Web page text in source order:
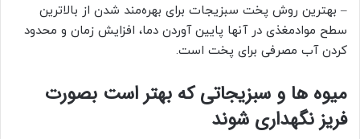
– بهترین روش پخت سبزیجات برای بهره‌مند شدن از بالاترین
سطح موادمغذی در آنها پایین‌ آوردن دما، افزایش زمان و محدود
کردن آب مصرفی برای پخت است.
میوه ها و سبزیجاتی که بهتر است بصورت
فریز نگهداری شوند